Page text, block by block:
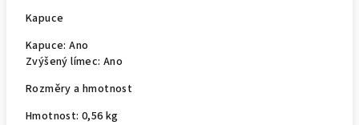
Kapuce
Kapuce:Ano
Zvýšený límec:Ano
Rozměry a hmotnost
Hmotnost:0,56 kg